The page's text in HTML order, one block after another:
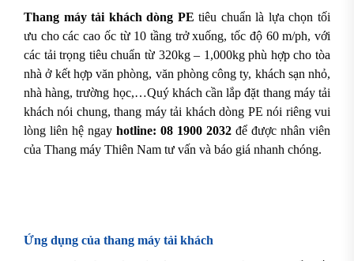
Thang máy tải khách dòng PE tiêu chuẩn là lựa chọn tối
ưu cho các cao ốc từ 10 tầng trở xuống, tốc độ 60 m/ph, với
các tải trọng tiêu chuẩn từ 320kg – 1,000kg phù hợp cho tòa
nhà ở kết hợp văn phòng, văn phòng công ty, khách sạn nhỏ,
nhà hàng, trường học,…Quý khách cần lắp đặt thang máy tải
khách nói chung, thang máy tải khách dòng PE nói riêng vui
lòng liên hệ ngay hotline: 08 1900 2032 để được nhân viên
của Thang máy Thiên Nam tư vấn và báo giá nhanh chóng.
Ứng dụng của thang máy tải khách